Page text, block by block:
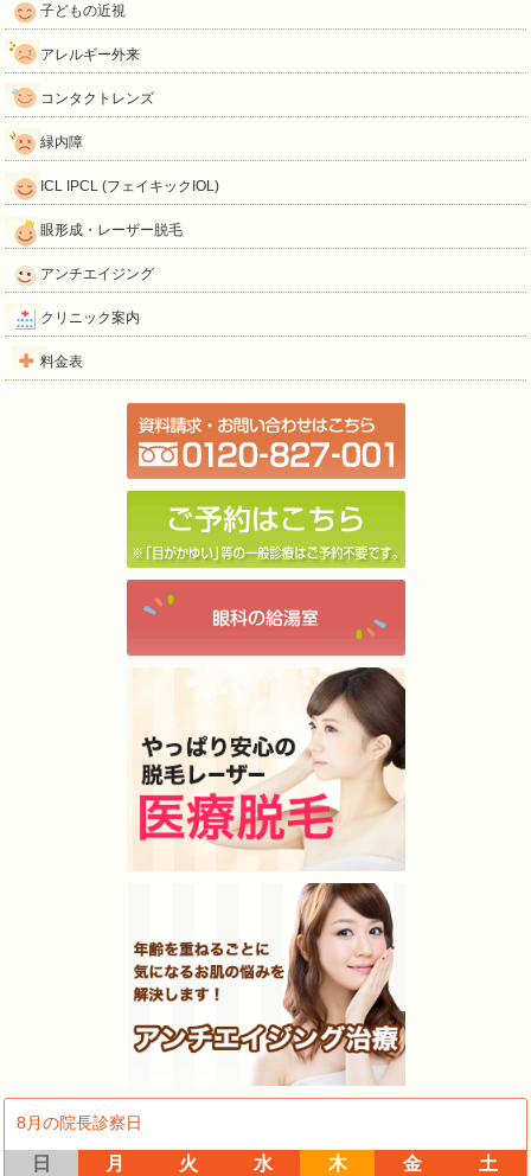
子どもの近視
アレルギー外来
コンタクトレンズ
緑内障
ICL IPCL (フェイキックIOL)
眼形成・レーザー脱毛
アンチエイジング
クリニック案内
料金表
8月の院長診察日
日 月 火 水 木 金
土